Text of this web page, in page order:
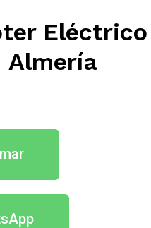
Eléctrico
Almería